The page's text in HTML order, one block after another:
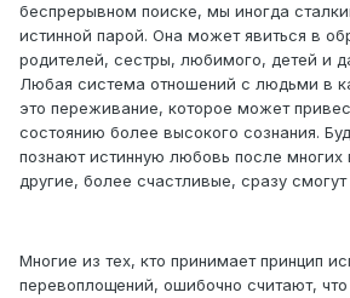
беспрерывном поиске, мы иногда
истинной парой. Она может явиться в
родителей, сестры, любимого, детей и
Любая система отношений с людьми в
это переживание, которое может
состоянию более высокого сознания.
познают истинную любовь после многих
другие, более счастливые, сразу
Многие из тех, кто принимает принцип
перевоплощений, ошибочно считают,